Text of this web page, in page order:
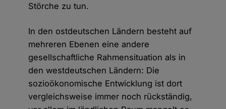
Störche zu tun.
In den ostdeutschen Ländern besteht auf
mehreren Ebenen eine andere
gesellschaftliche Rahmensituation als in
den westdeutschen Ländern: Die
sozioökonomische Entwicklung ist dort
vergleichsweise immer noch rückständig,